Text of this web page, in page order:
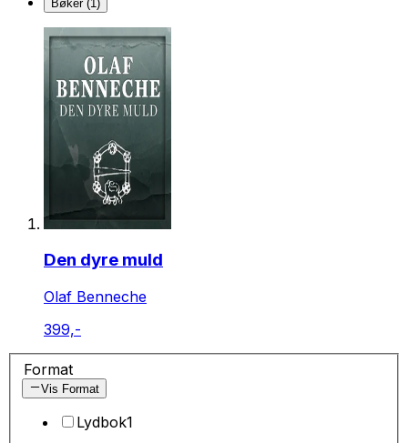
Bøker (1)
Den dyre muld
Olaf Benneche
399,-
Format
Vis Format
Lydbok1